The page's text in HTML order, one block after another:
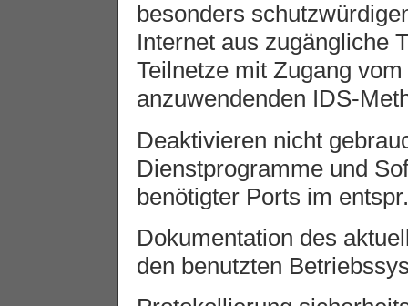
besonders
Internet aus zugängliche
Teilnetze mit Zugang
anzuwendenden IDS-
Deaktivieren nicht
Dienstprogramme und
benötigter Ports im
Dokumentation des
den benutzten